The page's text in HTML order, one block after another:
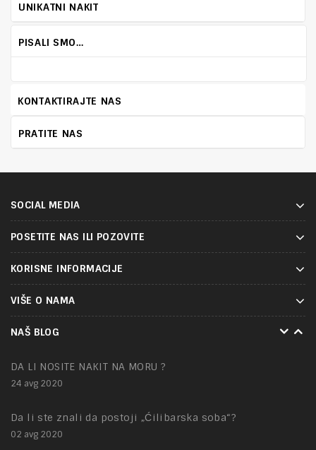
UNIKATNI NAKIT
PISALI SMO…
KONTAKTIRAJTE NAS
PRATITE NAS
SOCIAL MEDIA
POSETITE NAS ILI POZOVITE
KORISNE INFORMACIJE
VIŠE O NAMA
NAŠ BLOG
NAKIT – tajna mesta
01 feb 2021
DA LI NOSITE NAKIT NA MORU ?
24 avg 2020
Da li ste znali da postoji „Ćilibarska soba“?
02 avg 2020